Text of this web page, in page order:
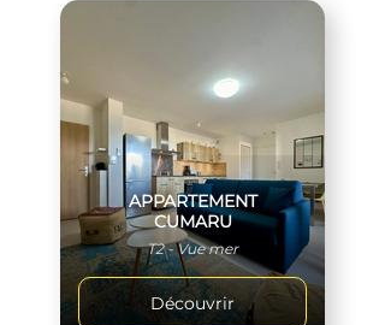
APPARTEMENT
CUMARU
T2 - Vue mer
Découvrir